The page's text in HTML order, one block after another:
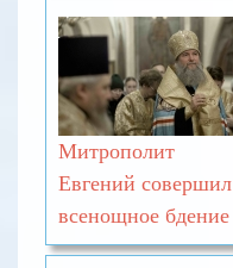
Митрополит
Евгений совершил
всенощное бдение